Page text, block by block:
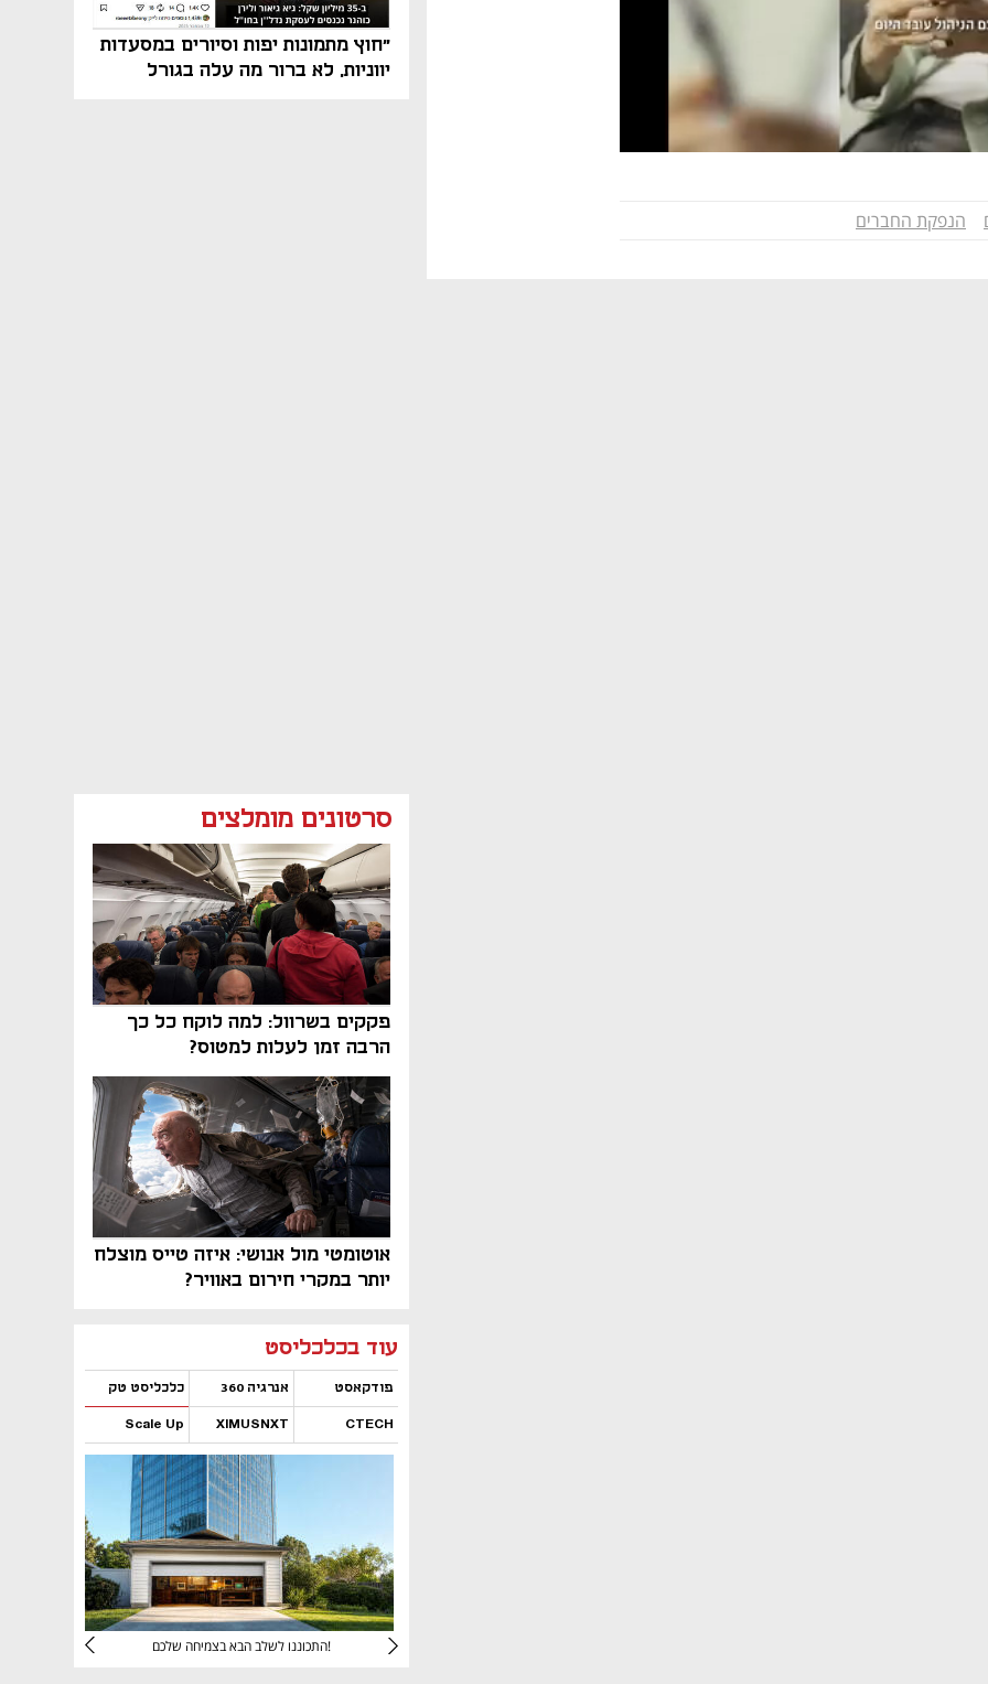
"חוץ מתמונות יפות וסיורים במסעדות
יווניות, לא ברור מה עלה בגורל
סרטונים מומלצים
פקקים בשרוול: למה לוקח כל כך
הרבה זמן לעלות למטוס?
אוטומטי מול אנושי: איזה טייס מוצלח
יותר במקרי חירום באוויר?
עוד בכלכליסט
פודקאסט אנרגיה 360 כלכליסט טק
CTECH
XIMUSNXT
Scale Up
נפתח בכרטיסייה חדשה
התכוננו לשלב הבא בצמיחה שלכם!
נפתח בכרטיסייה חדשה
הנפקת החברים